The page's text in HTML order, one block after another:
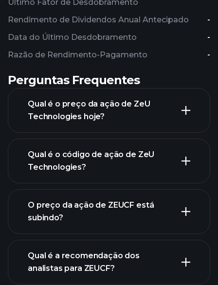
Rendimento de Dividendos Anual Antecipado -
Razão de Rendimento-Pagamento -
Último Fator de Desdobramento
Data do Último Desdobramento -
Perguntas Frequentes
Qual é o preço da ação de ZeU
Technologies hoje?
gráfico
avançado
Qual é o código de ação de ZeU
Technologies?
O preço da ação de ZEUCF está
subindo?
Qual é a recomendação dos
analistas para ZEUCF?